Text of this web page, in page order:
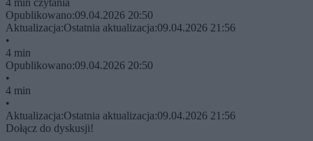
Opublikowano:09.04.2026 20:50
Aktualizacja:Ostatnia aktualizacja:09.04.2026 21:56
•
4 min
Opublikowano:09.04.2026 20:50
•
4 min
•
Aktualizacja:Ostatnia aktualizacja:09.04.2026 21:56
Dołącz do dyskusji!